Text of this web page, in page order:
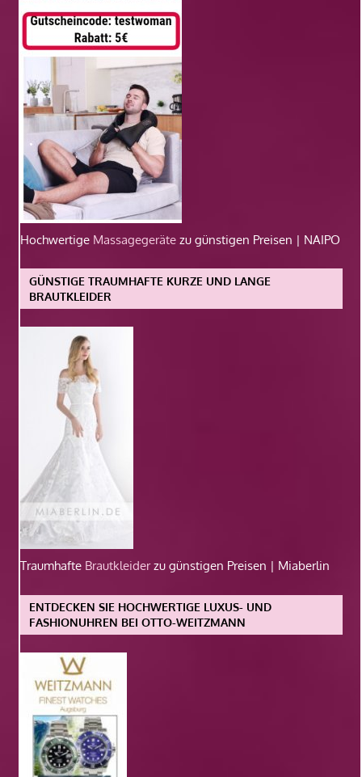
Hochwertige Massagegeräte zu günstigen Preisen | NAIPO
GÜNSTIGE TRAUMHAFTE KURZE UND LANGE
BRAUTKLEIDER
Traumhafte Brautkleiderzu günstigen Preisen | Miaberlin
ENTDECKEN SIE HOCHWERTIGE LUXUS- UND
FASHIONUHREN BEI OTTO-WEITZMANN